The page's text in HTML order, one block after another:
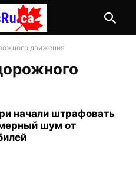
движения
начали штрафовать
шум от